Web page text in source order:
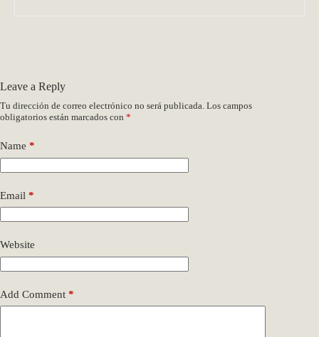
Leave a Reply
Tu dirección de correo electrónico no será publicada. Los campos
obligatorios están marcados con *
Name *
Email *
Website
Add Comment *